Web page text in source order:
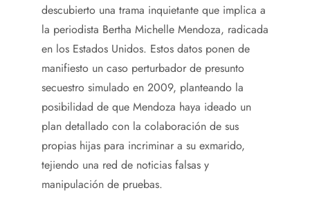
descubierto una trama inquietante que implica a
la periodista Bertha Michelle Mendoza, radicada
en los Estados Unidos. Estos datos ponen de
manifiesto un caso perturbador de presunto
secuestro simulado en 2009, planteando la
posibilidad de que Mendoza haya ideado un
plan detallado con la colaboración de sus
propias hijas para incriminar a su exmarido,
tejiendo una red de noticias falsas y
manipulación de pruebas.